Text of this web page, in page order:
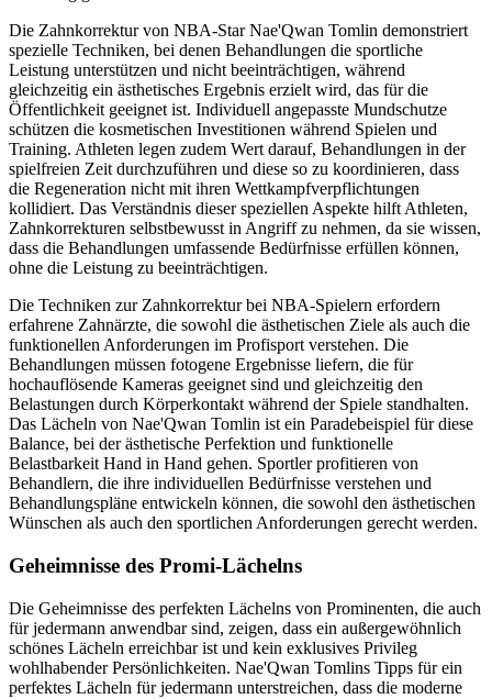
Die Zahnkorrektur von NBA-Star Nae'Qwan Tomlin demonstriert
spezielle Techniken, bei denen Behandlungen die sportliche
Leistung unterstützen und nicht beeinträchtigen, während
gleichzeitig ein ästhetisches Ergebnis erzielt wird, das für die
Öffentlichkeit geeignet ist. Individuell angepasste Mundschutze
schützen die kosmetischen Investitionen während Spielen und
Training. Athleten legen zudem Wert darauf, Behandlungen in der
spielfreien Zeit durchzuführen und diese so zu koordinieren, dass
die Regeneration nicht mit ihren Wettkampfverpflichtungen
kollidiert. Das Verständnis dieser speziellen Aspekte hilft Athleten,
Zahnkorrekturen selbstbewusst in Angriff zu nehmen, da sie wissen,
dass die Behandlungen umfassende Bedürfnisse erfüllen können,
ohne die Leistung zu beeinträchtigen.
Die Techniken zur Zahnkorrektur bei NBA-Spielern erfordern
erfahrene Zahnärzte, die sowohl die ästhetischen Ziele als auch die
funktionellen Anforderungen im Profisport verstehen. Die
Behandlungen müssen fotogene Ergebnisse liefern, die für
hochauflösende Kameras geeignet sind und gleichzeitig den
Belastungen durch Körperkontakt während der Spiele standhalten.
Das Lächeln von Nae'Qwan Tomlin ist ein Paradebeispiel für diese
Balance, bei der ästhetische Perfektion und funktionelle
Belastbarkeit Hand in Hand gehen. Sportler profitieren von
Behandlern, die ihre individuellen Bedürfnisse verstehen und
Behandlungspläne entwickeln können, die sowohl den ästhetischen
Wünschen als auch den sportlichen Anforderungen gerecht werden.
Geheimnisse des Promi-Lächelns
Die Geheimnisse des perfekten Lächelns von Prominenten, die auch
für jedermann anwendbar sind, zeigen, dass ein außergewöhnlich
schönes Lächeln erreichbar ist und kein exklusives Privileg
wohlhabender Persönlichkeiten. Nae'Qwan Tomlins Tipps für ein
perfektes Lächeln für jedermann unterstreichen, dass die moderne